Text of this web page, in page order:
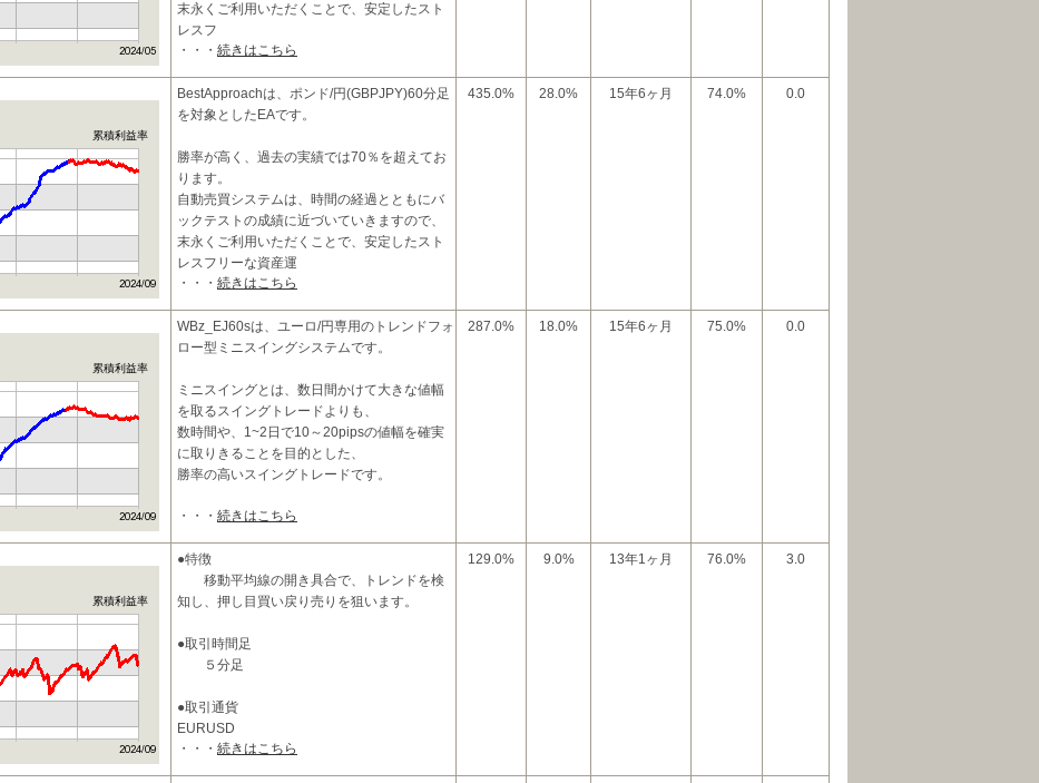
末永くご利用いただくことで、安定したスト
レスフ
・・・ 続きはこちら
累積利益率
BestApproachは、ポンド/円(GBPJPY)60分足
を対象としたEAです。
勝率が高く、過去の実績では70％を超えてお
ります。
自動売買システムは、時間の経過とともにバ
ックテストの成績に近づいていきますので、
末永くご利用いただくことで、安定したスト
レスフリーな資産運
・・・ 続きはこちら
435.0% 28.0% 15年6ヶ月 74.0% 0.0
累積利益率
WBz_EJ60sは、ユーロ/円専用のトレンドフォ
ロー型ミニスイングシステムです。
ミニスイングとは、数日間かけて大きな値幅
を取るスイングトレードよりも、
数時間や、1~2日で10～20pipsの値幅を確実
に取りきることを目的とした、
勝率の高いスイングトレードです。
こ・・・ 続きはこちら
287.0% 18.0% 15年6ヶ月 75.0% 0.0
累積利益率
●特徴
移動平均線の開き具合で、トレンドを検
知し、押し目買い戻り売りを狙います。
●取引時間足
５分足
●取引通貨
EURUSD
・・・ 続きはこちら
129.0% 9.0% 13年1ヶ月 76.0% 3.0